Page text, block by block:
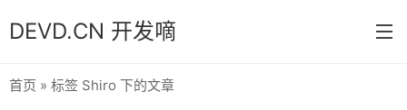
DEVD.CN 开发嘀
首页 » 标签 Shiro 下的文章